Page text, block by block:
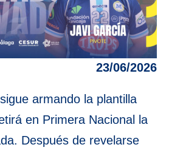
23/06/2026
armando la plantilla
en Primera Nacional la
Después de revelarse